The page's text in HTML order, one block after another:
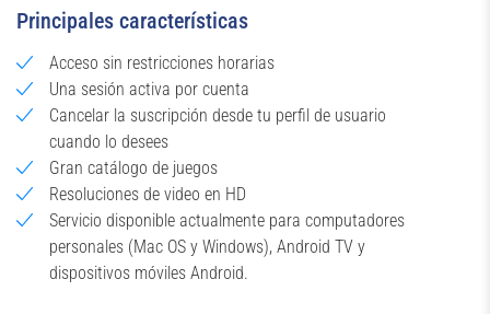
Principales características
Acceso sin restricciones horarias
Una sesión activa por cuenta
Cancelar la suscripción desde tu perfil de usuario
cuando lo desees
Gran catálogo de juegos
Resoluciones de video en HD
Servicio disponible actualmente para computadores
personales (Mac OS y Windows), Android TV y
dispositivos móviles Android.